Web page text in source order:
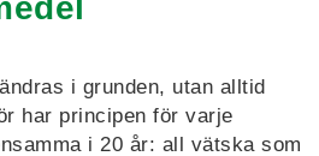
i grunden, utan alltid
har principen för varje
i 20 år: all vätska som